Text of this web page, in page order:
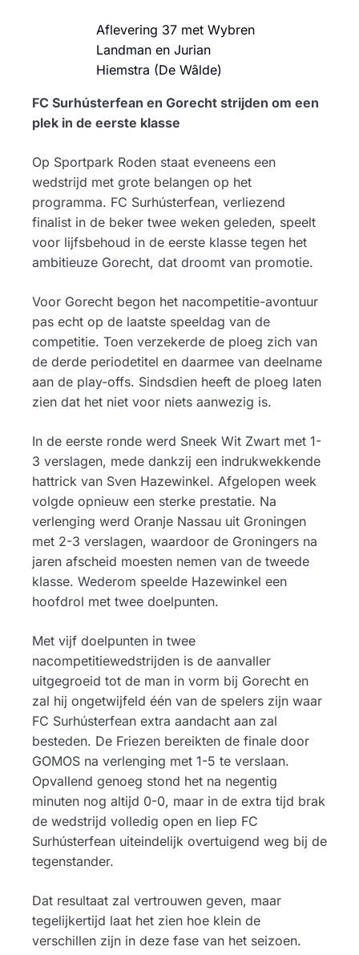
Aflevering 37 met Wybren
Landman en Jurian
Hiemstra (De Wâlde)
FC Surhústerfean en Gorecht strijden om een
plek in de eerste klasse
Op Sportpark Roden staat eveneens een
wedstrijd met grote belangen op het
programma. FC Surhústerfean, verliezend
finalist in de beker twee weken geleden, speelt
voor lijfsbehoud in de eerste klasse tegen het
ambitieuze Gorecht, dat droomt van promotie.
Voor Gorecht begon het nacompetitie-avontuur
pas echt op de laatste speeldag van de
competitie. Toen verzekerde de ploeg zich van
de derde periodetitel en daarmee van deelname
aan de play-offs. Sindsdien heeft de ploeg laten
zien dat het niet voor niets aanwezig is.
In de eerste ronde werd Sneek Wit Zwart met 1-
3 verslagen, mede dankzij een indrukwekkende
hattrick van Sven Hazewinkel. Afgelopen week
volgde opnieuw een sterke prestatie. Na
verlenging werd Oranje Nassau uit Groningen
met 2-3 verslagen, waardoor de Groningers na
jaren afscheid moesten nemen van de tweede
klasse. Wederom speelde Hazewinkel een
hoofdrol met twee doelpunten.
Met vijf doelpunten in twee
nacompetitiewedstrijden is de aanvaller
uitgegroeid tot de man in vorm bij Gorecht en
zal hij ongetwijfeld één van de spelers zijn waar
FC Surhústerfean extra aandacht aan zal
besteden. De Friezen bereikten de finale door
GOMOS na verlenging met 1-5 te verslaan.
Opvallend genoeg stond het na negentig
minuten nog altijd 0-0, maar in de extra tijd brak
de wedstrijd volledig open en liep FC
Surhústerfean uiteindelijk overtuigend weg bij de
tegenstander.
Dat resultaat zal vertrouwen geven, maar
tegelijkertijd laat het zien hoe klein de
verschillen zijn in deze fase van het seizoen.